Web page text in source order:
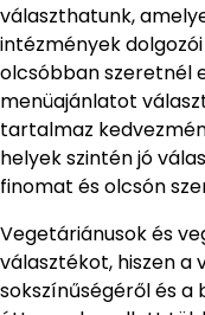
választhatunk,
intézmények
olcsóbban szeretnél
menüajánlatot
tartalmaz
helyek szintén jó
finomat és olcsón
Vegetáriánusok és
választékot, hiszen a
sokszínűségéről és a